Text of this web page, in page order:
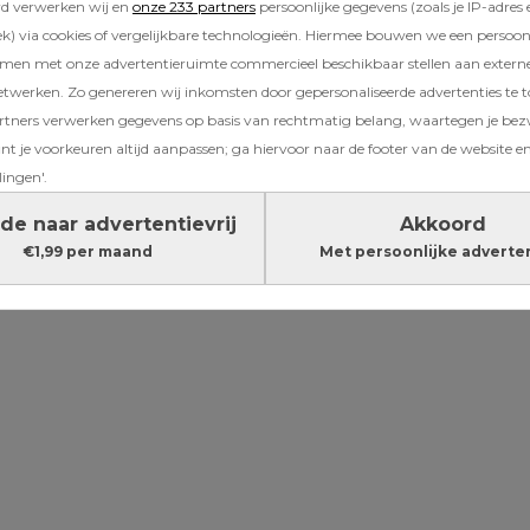
verwerken wij en onze 233 partners persoonlijke gegevens (zoals je IP-adres
via cookies of vergelijkbare technologieën. Hiermee bouwen we een
met onze advertentieruimte commercieel beschikbaar stellen aan
Zo genereren wij inkomsten door gepersonaliseerde advertenties te
verwerken gegevens op basis van rechtmatig belang, waartegen je
je voorkeuren altijd aanpassen; ga hiervoor naar de footer van de website
naar advertentievrij
€1,99 per maand
Akkoord
Met persoonlijke
is een kar met vier wielen en aan de
werd hij vooral gebruikt om
tegenwoordig zie je ‘m ook gewoon op
het bos. Logisch ook: je gooit er met gemak
in, zodat je niet tien keer terug hoeft te
Lees verder onder de advertentie